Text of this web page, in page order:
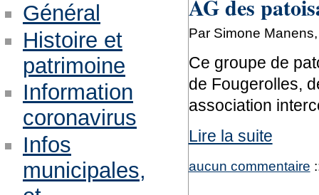
AG des
Par Simone
Ce groupe de
de Fougerolles,
association
Lire la suite
aucun commentaire
Général
Histoire et
patrimoine
Information
coronavirus
Infos
municipales,